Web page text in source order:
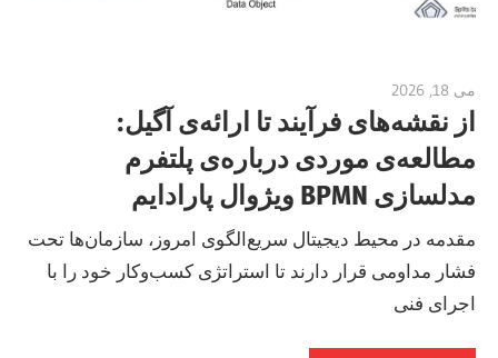
می 18, 2026
از نقشه‌های فرآیند تا ارائه‌ی آگیل:
مطالعه‌ی موردی درباره‌ی پلتفرم
مدلسازی BPMN ویژوال پارادایم
مقدمه در محیط دیجیتال سریع‌الگوی امروز، سازمان‌ها تحت
فشار مداومی قرار دارند تا استراتژی کسب‌وکار خود را با
اجرای فنی